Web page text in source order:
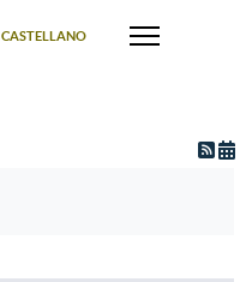
CASTELLANO